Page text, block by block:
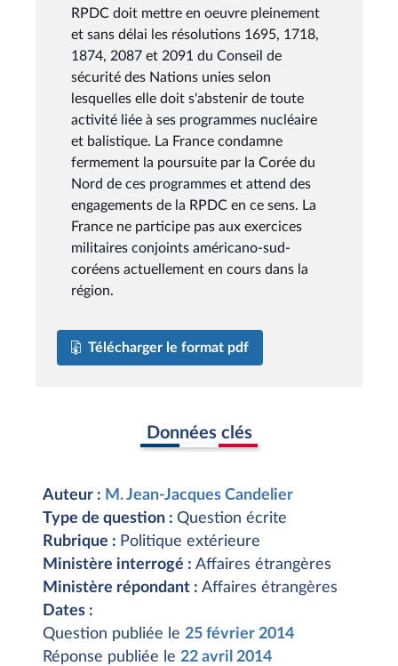
RPDC doit mettre en oeuvre pleinement
et sans délai les résolutions 1695, 1718,
1874, 2087 et 2091 du Conseil de
sécurité des Nations unies selon
lesquelles elle doit s'abstenir de toute
activité liée à ses programmes nucléaire
et balistique. La France condamne
fermement la poursuite par la Corée du
Nord de ces programmes et attend des
engagements de la RPDC en ce sens. La
France ne participe pas aux exercices
militaires conjoints américano-sud-
coréens actuellement en cours dans la
région.
Télécharger le format pdf
Données clés
Auteur : M. Jean-Jacques Candelier
Type de question : Question écrite
Rubrique : Politique extérieure
Ministère interrogé : Affaires étrangères
Ministère répondant : Affaires étrangères
Dates :
Question publiée le 25 février 2014
Réponse publiée le 22 avril 2014